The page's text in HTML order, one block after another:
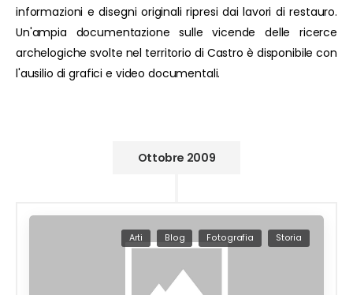
informazioni e disegni originali ripresi dai lavori di restauro.
Un'ampia documentazione sulle vicende delle ricerce
archelogiche svolte nel territorio di Castro è disponibile con
l'ausilio di grafici e video documentali.
Ottobre 2009
Arti Blog Fotografia Storia